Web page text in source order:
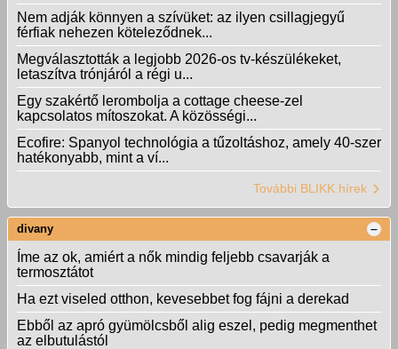
Nem adják könnyen a szívüket: az ilyen csillagjegyű
férfiak nehezen köteleződnek...
Megválasztották a legjobb 2026-os tv-készülékeket,
letaszítva trónjáról a régi u...
Egy szakértő lerombolja a cottage cheese-zel
kapcsolatos mítoszokat. A közösségi...
Ecofire: Spanyol technológia a tűzoltáshoz, amely 40-szer
hatékonyabb, mint a ví...
További BLIKK hírek
divany
Íme az ok, amiért a nők mindig feljebb csavarják a
termosztátot
Ha ezt viseled otthon, kevesebbet fog fájni a derekad
Ebből az apró gyümölcsből alig eszel, pedig megmenthet
az elbutulástól